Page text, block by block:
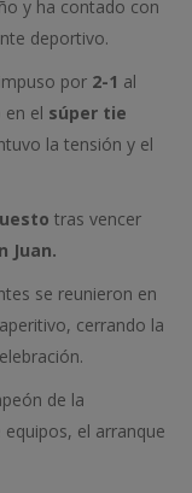
y ha contado con
deportivo.
por 2-1 al
en el súper tie
la tensión y el
tras vencer
Juan.
se reunieron en
cerrando la
de la
el arranque